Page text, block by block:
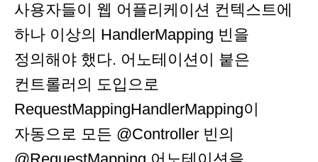
사용자들이 웹 어플리케이션 컨텍스트에
하나 이상의 HandlerMapping 빈을
정의해야 했다. 어노테이션이 붙은
컨트롤러의 도입으로
RequestMappingHandlerMapping이
자동으로 모든 @Controller 빈의